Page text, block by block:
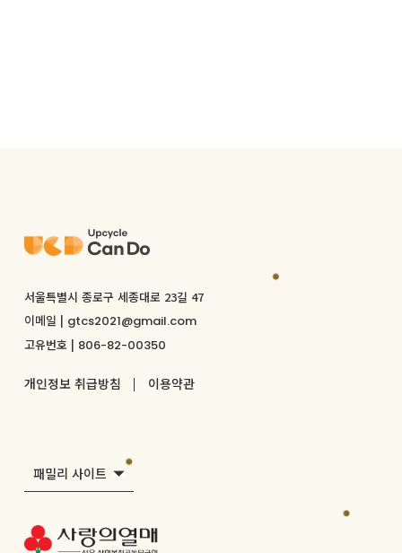
서울특별시 종로구 세종대로 23길 47
이메일 | gtcs2021@gmail.com
고유번호 | 806-82-00350
개인정보 취급방침 이용약관
패밀리 사이트